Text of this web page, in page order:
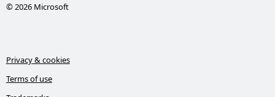
© 2026 Microsoft
Privacy & cookies
Terms of use